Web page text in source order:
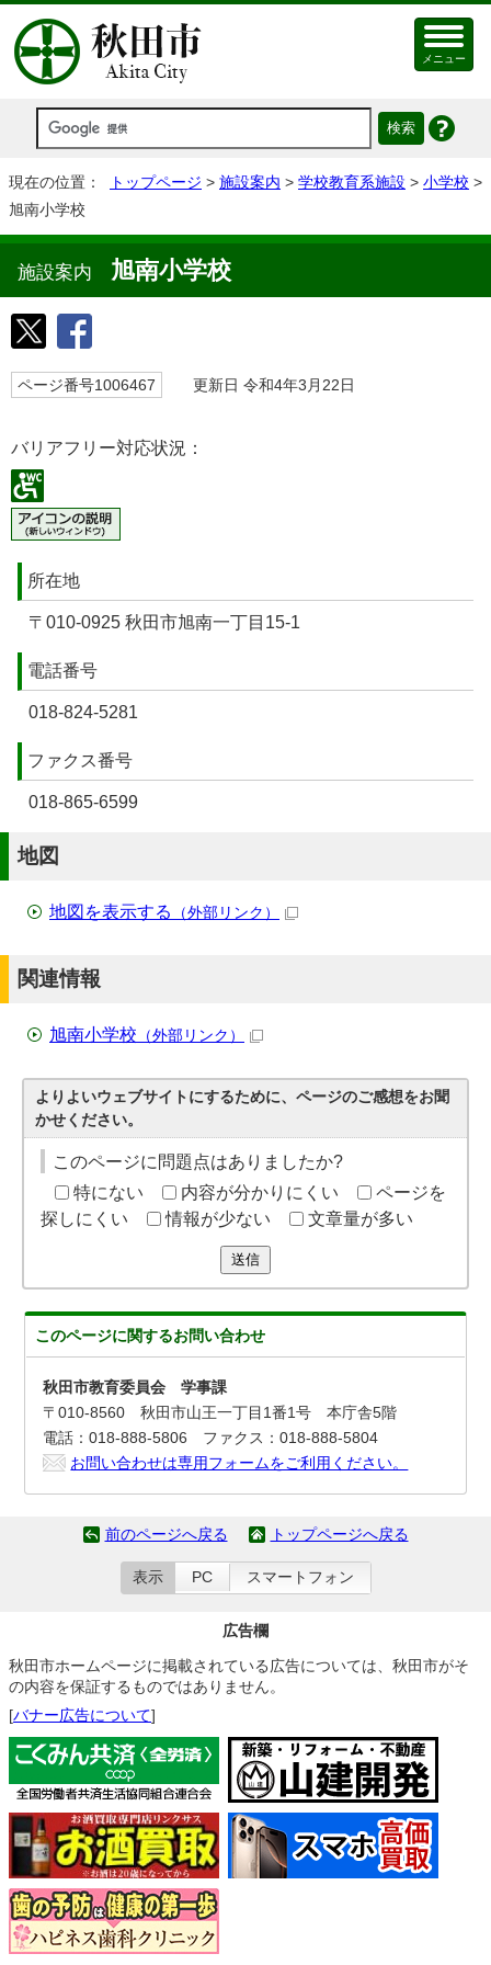
メニュー
現在の位置： トップページ > 施設案内 > 学校教育系施設 > 小学校 >
旭南小学校
施設案内 旭南小学校
ページ番号1006467 更新日 令和4年3月22日
バリアフリー対応状況：
所在地
〒010-0925 秋田市旭南一丁目15-1
電話番号
018-824-5281
ファクス番号
018-865-6599
地図
地図を表示する （外部リンク）
関連情報
旭南小学校 （外部リンク）
よりよいウェブサイトにするために、ページのご感想をお聞
かせください。
このページに問題点はありましたか?
特にない
内容が分かりにくい
ページを
探しにくい
情報が少ない 文章量が多い
送信
このページに関するお問い合わせ
秋田市教育委員会 学事課
〒010-8560 秋田市山王一丁目1番1号 本庁舎5階
電話：018-888-5806 ファクス：018-888-5804
お問い合わせは専用フォームをご利用ください。
前のページへ戻る トップページへ戻る
表示 PC スマートフォン
広告欄
秋田市ホームページに掲載されている広告については、秋田市がそ
の内容を保証するものではありません。
[バナー広告について]